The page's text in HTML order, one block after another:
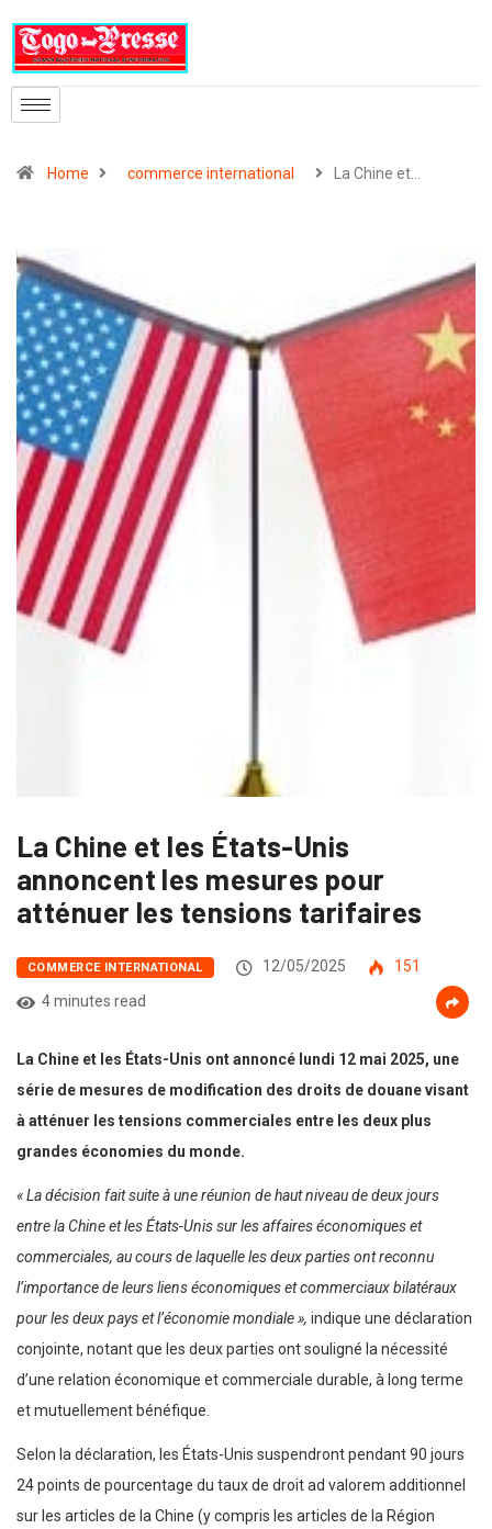
Home commerce international La Chine et…
La Chine et les États-Unis
annoncent les mesures pour
atténuer les tensions tarifaires
COMMERCE INTERNATIONAL 12/05/2025
151
4 minutes read
La Chine et les États-Unis ont annoncé lundi 12 mai 2025, une
série de mesures de modification des droits de douane visant
à atténuer les tensions commerciales entre les deux plus
grandes économies du monde.
« La décision fait suite à une réunion de haut niveau de deux jours
entre la Chine et les États-Unis sur les affaires économiques et
commerciales, au cours de laquelle les deux parties ont reconnu
l’importance de leurs liens économiques et commerciaux bilatéraux
pour les deux pays et l’économie mondiale », indique une déclaration
conjointe, notant que les deux parties ont souligné la nécessité
d’une relation économique et commerciale durable, à long terme
et mutuellement bénéfique.
Selon la déclaration, les États-Unis suspendront pendant 90 jours
24 points de pourcentage du taux de droit ad valorem additionnel
sur les articles de la Chine (y compris les articles de la Région